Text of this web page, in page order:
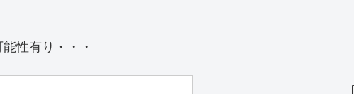
性有り・・・